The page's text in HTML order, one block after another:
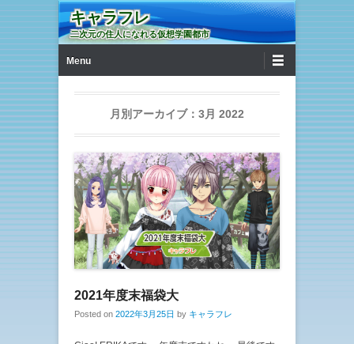
キャラフレ
二次元の住人になれる仮想学園都市
Menu
月別アーカイブ： 3月 2022
2021年度末福袋大
Posted on 2022年3月25日 by キャラフレ